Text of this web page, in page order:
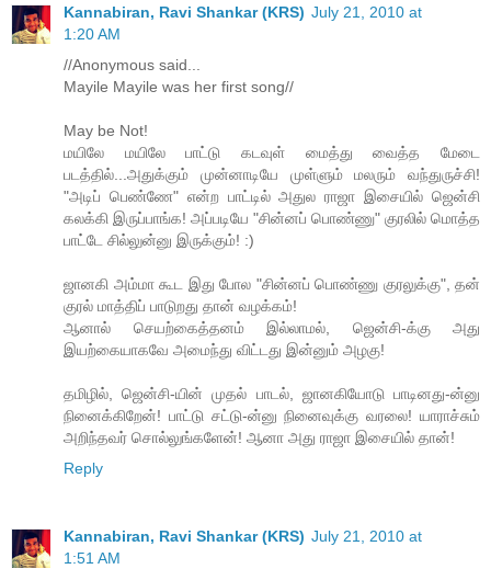
Kannabiran, Ravi Shankar (KRS) July 21, 2010 at
1:20 AM
//Anonymous said...
Mayile Mayile was her first song//
May be Not!
மயிலே மயிலே பாட்டு கடவுள் மைத்து வைத்த மேடை
படத்தில்...அதுக்கும் முன்னாடியே முள்ளும் மலரும் வந்துருச்சி!
"அடிப் பெண்ணே" என்ற பாட்டில் அதுல ராஜா இசையில் ஜென்சி
கலக்கி இருப்பாங்க! அப்படியே "சின்னப் பொண்ணு" குரலில் மொத்த
பாட்டே சில்லுன்னு இருக்கும்! :)
ஜானகி அம்மா கூட இது போல "சின்னப் பொண்ணு குரலுக்கு", தன்
குரல் மாத்திப் பாடுறது தான் வழக்கம்!
ஆனால் செயற்கைத்தனம் இல்லாமல், ஜென்சி-க்கு அது
இயற்கையாகவே அமைந்து விட்டது இன்னும் அழகு!
தமிழில், ஜென்சி-யின் முதல் பாடல், ஜானகியோடு பாடினது-ன்னு
நினைக்கிறேன்! பாட்டு சட்டு-ன்னு நினைவுக்கு வரலை! யாராச்சும்
அறிந்தவர் சொல்லுங்களேன்! ஆனா அது ராஜா இசையில் தான்!
Reply
Kannabiran, Ravi Shankar (KRS) July 21, 2010 at
1:51 AM